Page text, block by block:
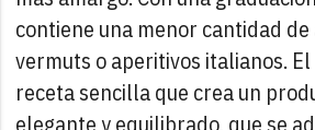
contiene una menor cantidad
vermuts o aperitivos italianos.
receta sencilla que crea un
elegante y equilibrado, que se